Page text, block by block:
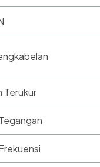
Terukur